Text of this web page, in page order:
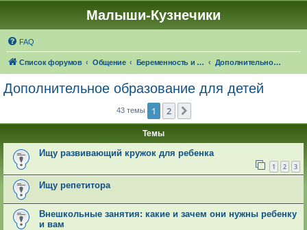
Малыши-Кузнечики
FAQ
Список форумов Общение Беременность и роды. О детях Дополнительное образование для детей
Дополнительное образование для детей
43 темы 1 2
Темы
Ищу развивающий кружок для ребенка
1 2 3
Ищу репетитора
Внешкольные занятия: какие и зачем они нужны ребенку
и вам